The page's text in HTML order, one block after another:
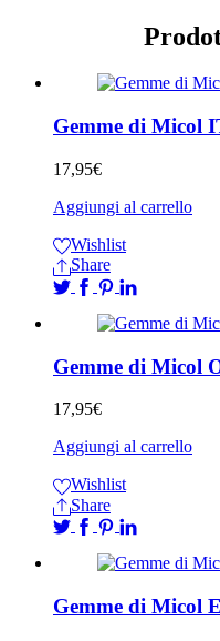
Gemme di Micol
17,95€
Aggiungi al carrello
Wishlist
Share
Gemme di Micol
17,95€
Aggiungi al carrello
Wishlist
Share
Gemme di Micol E